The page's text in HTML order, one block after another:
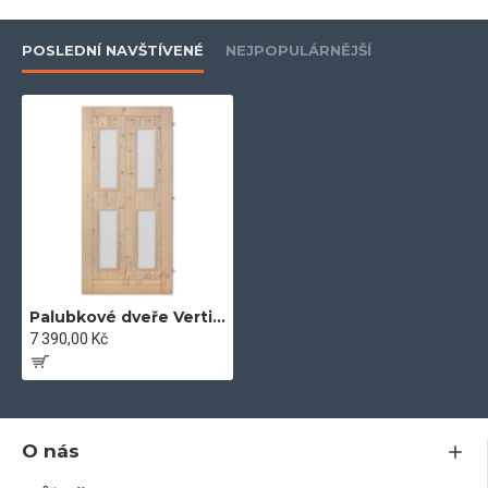
POSLEDNÍ NAVŠTÍVENÉ NEJPOPULÁRNĚJŠÍ
Palubkové dveře Vertikal 4 skla
7 390,00 Kč
O nás